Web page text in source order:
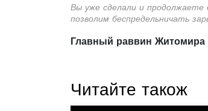
Вы уже сделали и
позволим беспредельничать
Главный раввин
Читайте також